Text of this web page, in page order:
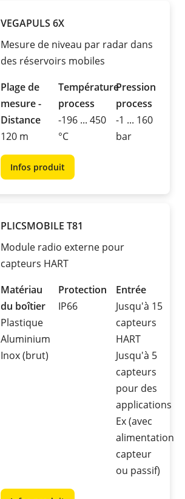
VEGAPULS 6X
Mesure de niveau par radar dans
des réservoirs mobiles
Plage de
mesure -
Distance
120 m
Température
process
-196 ... 450
°C
Pression
process
-1 ... 160
bar
Infos produit
PLICSMOBILE T81
Module radio externe pour
capteurs HART
Matériau
du boîtier
Plastique
Aluminium
Inox (brut)
Protection
IP66
Entrée
Jusqu'à 15
capteurs
HART
Jusqu'à 5
capteurs
pour des
applications
Ex (avec
alimentation
capteur
ou passif)